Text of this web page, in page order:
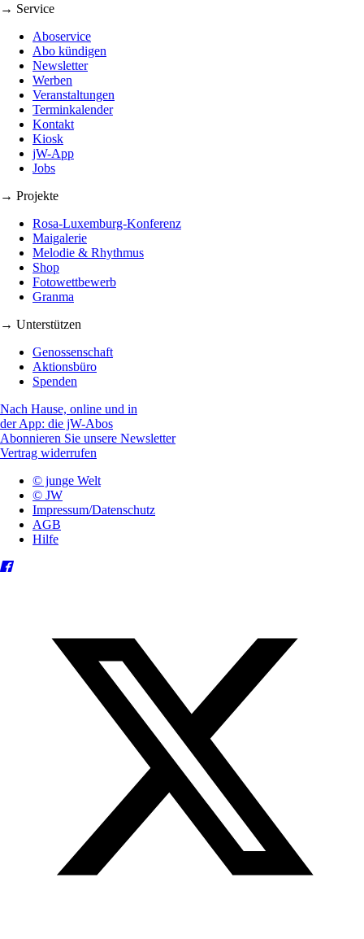
→ Service
Aboservice
Abo kündigen
Newsletter
Werben
Veranstaltungen
Terminkalender
Kontakt
Kiosk
jW-App
Jobs
→ Projekte
Rosa-Luxemburg-Konferenz
Maigalerie
Melodie & Rhythmus
Shop
Fotowettbewerb
Granma
→ Unterstützen
Genossenschaft
Aktionsbüro
Spenden
Nach Hause, online und in
der App: die jW-Abos
Abonnieren Sie unsere Newsletter
Vertrag widerrufen
© junge Welt
© JW
Impressum/Datenschutz
AGB
Hilfe